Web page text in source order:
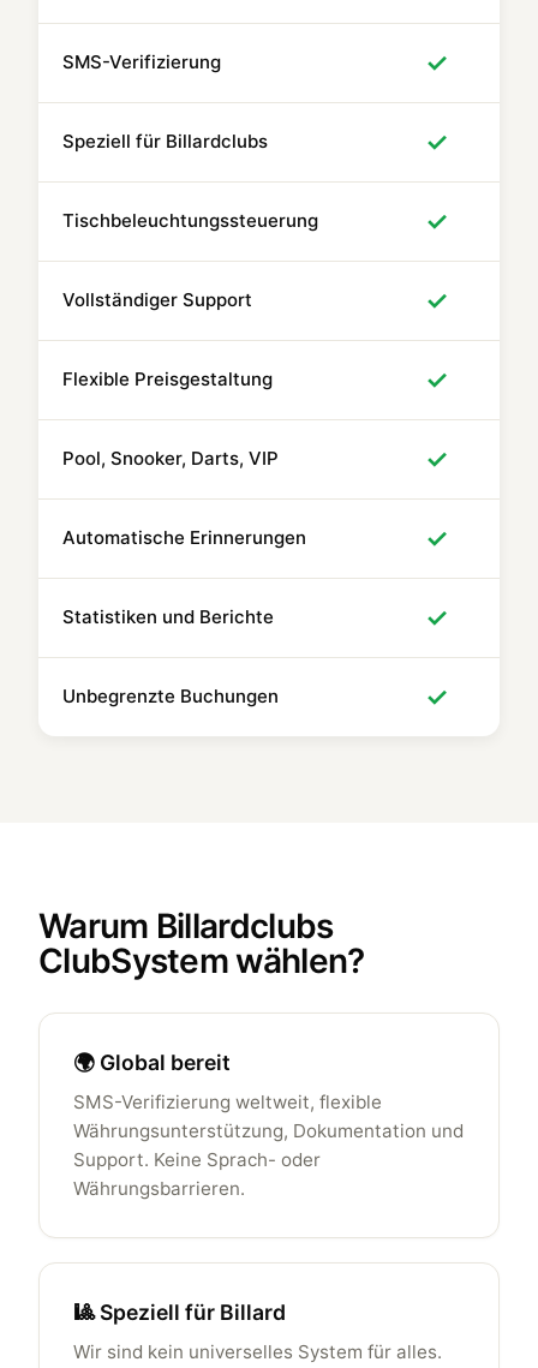
SMS-Verifizierung ✓
Speziell für Billardclubs ✓
Tischbeleuchtungssteuerung ✓
Vollständiger Support ✓
Flexible Preisgestaltung ✓
Pool, Snooker, Darts, VIP ✓
Automatische Erinnerungen ✓
Statistiken und Berichte ✓
Unbegrenzte Buchungen ✓
Warum Billardclubs
ClubSystem wählen?
🌍 Global bereit
SMS-Verifizierung weltweit, flexible
Währungsunterstützung, Dokumentation und
Support. Keine Sprach- oder
Währungsbarrieren.
🎱 Speziell für Billard
Wir sind kein universelles System für alles.